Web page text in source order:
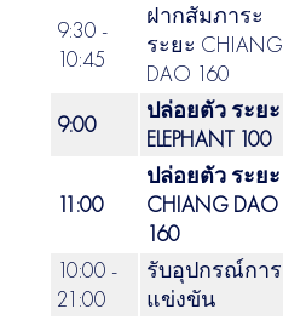
9:30 -
10:45
ฝากสัมภาระ
ระยะ CHIANG
DAO 160
9:00
ปล่อยตัว ระยะ
ELEPHANT 100
11:00
ปล่อยตัว ระยะ
CHIANG DAO
160
10:00 -
21:00
รับอุปกรณ์การ
แข่งขัน